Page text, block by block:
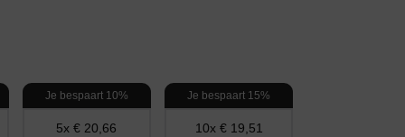
Je bespaart 10%
5x € 20,66
Je bespaart 15%
10x € 19,51